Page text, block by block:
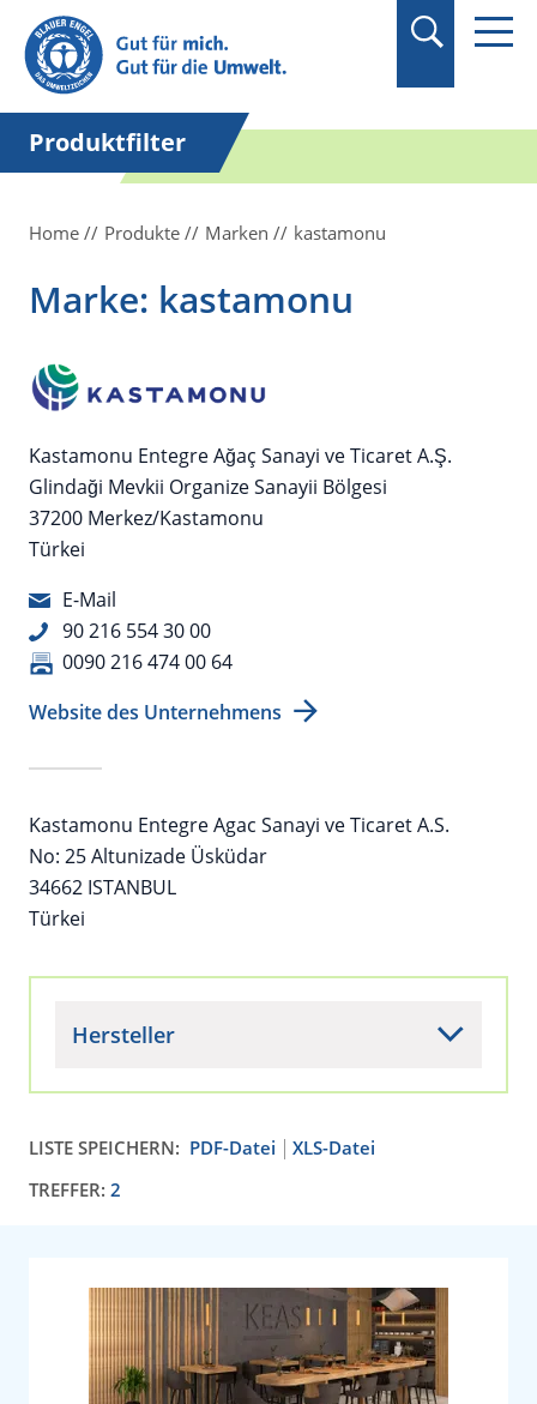
Suchbegriff in
Anführungszeichen
setzen.
Produktfilter
Home Produkte Marken kastamonu
Marke: kastamonu
Kastamonu Entegre Ağaç Sanayi ve Ticaret A.Ş.
Glindaği Mevkii Organize Sanayii Bölgesi
37200 Merkez/Kastamonu
Türkei
E-Mail
90 216 554 30 00
0090 216 474 00 64
Website des Unternehmens
Kastamonu Entegre Agac Sanayi ve Ticaret A.S.
No: 25 Altunizade Üsküdar
34662 ISTANBUL
Türkei
Hersteller
LISTE SPEICHERN: PDF-Datei
XLS-Datei
TREFFER: 2